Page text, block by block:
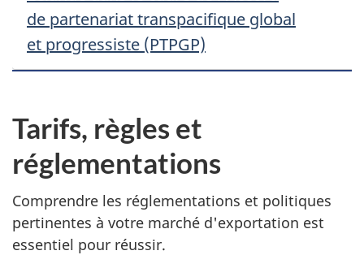
de partenariat transpacifique global
et progressiste (PTPGP)
Tarifs, règles et
réglementations
Comprendre les réglementations et politiques
pertinentes à votre marché d'exportation est
essentiel pour réussir.